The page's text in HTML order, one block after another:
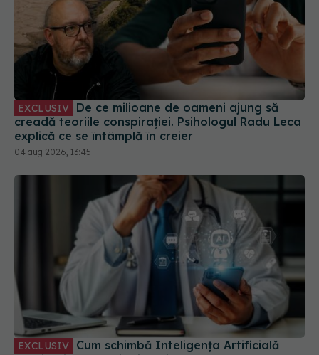
EXCLUSIV De ce milioane de oameni ajung să
creadă teoriile conspirației. Psihologul Radu Leca
explică ce se întâmplă în creier
EXCLUSIV
relația dintre medic și pacient
06 aug 2026, 14:34